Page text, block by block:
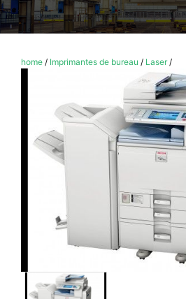
home / Imprimantes de bureau / Laser/